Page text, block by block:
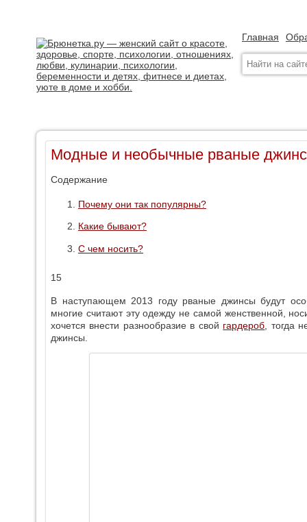
Главная
Модные и необычные рваные
Содержание
Почему они так популярны?
Какие бывают?
С чем носить?
15
В наступающем 2013 году рваные джинсы будут
многие считают эту одежду не самой женственной,
хочется внести разнообразие в свой гардероб , тогда
джинсы.